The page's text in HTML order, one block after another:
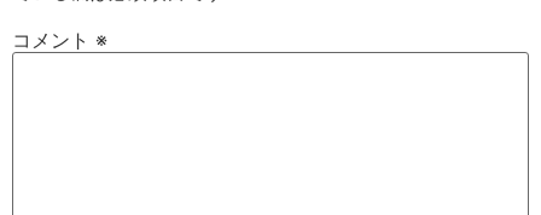
コメント ※